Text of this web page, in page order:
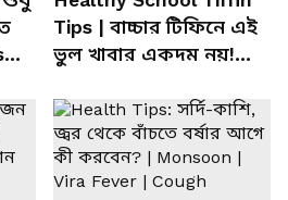
Tips | বাচ্চার টিফিনে এই
ভুল খাবার একদম নয়!